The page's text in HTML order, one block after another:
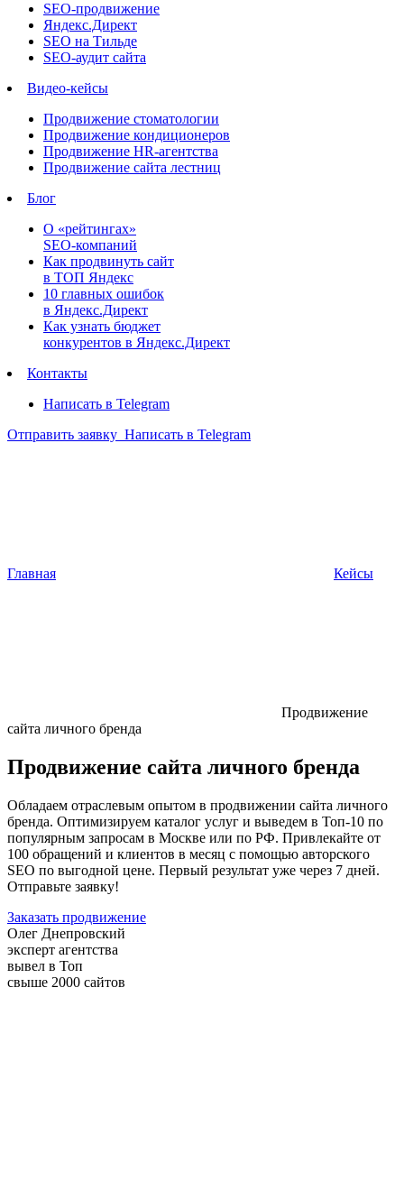
SEO-продвижение
Яндекс.Директ
SEO на Тильде
SEO-аудит сайта
Видео-кейсы
Продвижение стоматологии
Продвижение кондиционеров
Продвижение HR-агентства
Продвижение сайта лестниц
Блог
О «рейтингах»
SEO-компаний
Как продвинуть сайт
в ТОП Яндекс
10 главных ошибок
в Яндекс.Директ
Как узнать бюджет
конкурентов в Яндекс.Директ
Контакты
Написать в Telegram
Отправить заявку Написать в Telegram
Главная Кейсы
Продвижение
сайта личного бренда
Продвижение сайта личного бренда
Обладаем отраслевым опытом в продвижении сайта личного
бренда. Оптимизируем каталог услуг и выведем в Топ-10 по
популярным запросам в Москве или по РФ. Привлекайте от
100 обращений и клиентов в месяц с помощью авторского
SEO по выгодной цене. Первый результат уже через 7 дней.
Отправьте заявку!
Заказать продвижение
Олег Днепровский
эксперт агентства
вывел в Топ
свыше 2000 сайтов